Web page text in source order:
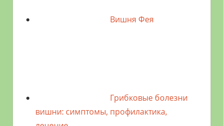
Вишня Фея
Грибковые болезни
вишни: симптомы, профилактика,